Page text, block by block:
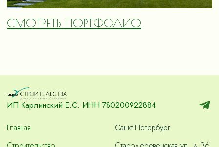
СМОТРЕТЬ ПОРТФОЛИО
ИП Карлинский Е.С. ИНН 780200922884
Главная
Санкт-Петербург